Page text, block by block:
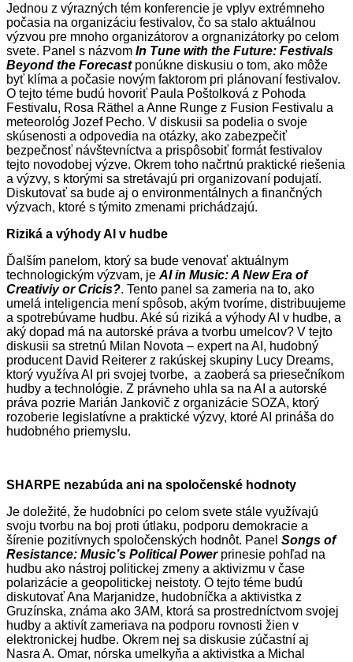
Jednou z výrazných tém konferencie je vplyv extrémneho
počasia na organizáciu festivalov, čo sa stalo aktuálnou
výzvou pre mnoho organizátorov a orgnanizátorky po celom
svete. Panel s názvom In Tune with the Future: Festivals
Beyond the Forecast ponúkne diskusiu o tom, ako môže
byť klíma a počasie novým faktorom pri plánovaní festivalov.
O tejto téme budú hovoriť Paula Poštolková z Pohoda
Festivalu, Rosa Räthel a Anne Runge z Fusion Festivalu a
meteorológ Jozef Pecho. V diskusii sa podelia o svoje
skúsenosti a odpovedia na otázky, ako zabezpečiť
bezpečnosť návštevníctva a prispôsobiť formát festivalov
tejto novodobej výzve. Okrem toho načrtnú praktické riešenia
a výzvy, s ktorými sa stretávajú pri organizovaní podujatí.
Diskutovať sa bude aj o environmentálnych a finančných
výzvach, ktoré s týmito zmenami prichádzajú.
Riziká a výhody AI v hudbe
Ďalším panelom, ktorý sa bude venovať aktuálnym
technologickým výzvam, je AI in Music: A New Era of
Creativiy or Cricis?. Tento panel sa zameria na to, ako
umelá inteligencia mení spôsob, akým tvoríme, distribuujeme
a spotrebúvame hudbu. Aké sú riziká a výhody AI v hudbe, a
aký dopad má na autorské práva a tvorbu umelcov? V tejto
diskusii sa stretnú Milan Novota – expert na AI, hudobný
producent David Reiterer z rakúskej skupiny Lucy Dreams,
ktorý využíva AI pri svojej tvorbe, a zaoberá sa priesečníkom
hudby a technológie. Z právneho uhla sa na AI a autorské
práva pozrie Marián Jankovič z organizácie SOZA, ktorý
rozoberie legislatívne a praktické výzvy, ktoré AI prináša do
hudobného priemyslu.
SHARPE nezabúda ani na spoločenské hodnoty
Je doležité, že hudobníci po celom svete stále využívajú
svoju tvorbu na boj proti útlaku, podporu demokracie a
šírenie pozitívnych spoločenských hodnôt. Panel Songs of
Resistance: Music’s Political Power prinesie pohľad na
hudbu ako nástroj politickej zmeny a aktivizmu v čase
polarizácie a geopolitickej neistoty. O tejto téme budú
diskutovať Ana Marjanidze, hudobníčka a aktivistka z
Gruzínska, známa ako 3AM, ktorá sa prostredníctvom svojej
hudby a aktivít zameriava na podporu rovnosti žien v
elektronickej hudbe. Okrem nej sa diskusie zúčastní aj
Nasra A. Omar, nórska umelkyňa a aktivistka a Michal